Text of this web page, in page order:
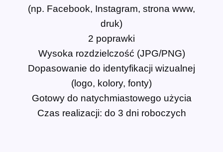
(np. Facebook, Instagram, strona www,
druk)
2 poprawki
Wysoka rozdzielczość (JPG/PNG)
Dopasowanie do identyfikacji wizualnej
(logo, kolory, fonty)
Gotowy do natychmiastowego użycia
Czas realizacji: do 3 dni roboczych